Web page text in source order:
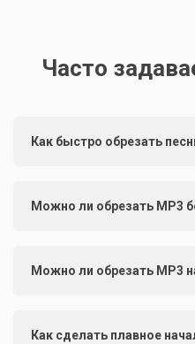
Часто
Как быстро обрезать
Можно ли обрезать MP3
Можно ли обрезать MP3
Как сделать плавное